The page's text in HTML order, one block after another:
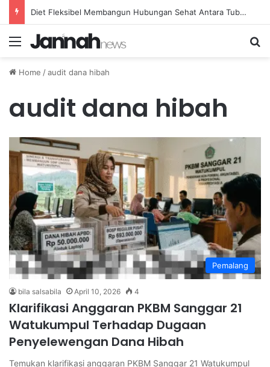
Diet Fleksibel Membangun Hubungan Sehat Antara Tubuh dan Makanan Sehari-hari
Menu
Home /audit dana hibah
audit dana hibah
Pemalang
bila salsabila April 10, 2026 4
Klarifikasi Anggaran PKBM Sanggar 21
Watukumpul Terhadap Dugaan
Penyelewengan Dana Hibah
Temukan klarifikasi anggaran PKBM Sanggar 21 Watukumpul